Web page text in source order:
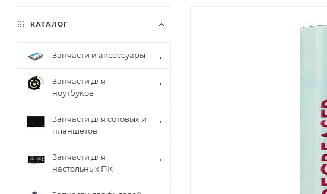
КАТАЛОГ
Запчасти и аксессуары
Запчасти для
ноутбуков
Запчасти для сотовых и
планшетов
Запчасти для
настольных ПК